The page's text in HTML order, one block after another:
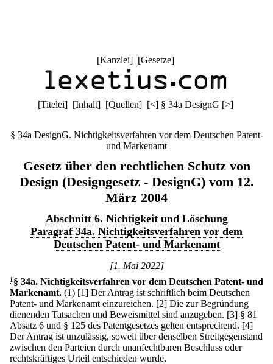
[Kanzlei] [Gesetze]
[Titelei] [Inhalt] [Quellen] [<] § 34a DesignG [>]
§ 34a DesignG. Nichtigkeitsverfahren vor dem Deutschen Patent-
und Markenamt
Gesetz über den rechtlichen Schutz von
Design (Designgesetz - DesignG) vom 12.
März 2004
Abschnitt 6. Nichtigkeit und Löschung
Paragraf 34a. Nichtigkeitsverfahren vor dem
Deutschen Patent- und Markenamt
[1. Mai 2022]
1 § 34a. Nichtigkeitsverfahren vor dem Deutschen Patent- und
Markenamt. (1) [1] Der Antrag ist schriftlich beim Deutschen
Patent- und Markenamt einzureichen. [2] Die zur Begründung
dienenden Tatsachen und Beweismittel sind anzugeben. [3] § 81
Absatz 6 und § 125 des Patentgesetzes gelten entsprechend. [4]
Der Antrag ist unzulässig, soweit über denselben Streitgegenstand
zwischen den Parteien durch unanfechtbaren Beschluss oder
rechtskräftiges Urteil entschieden wurde.